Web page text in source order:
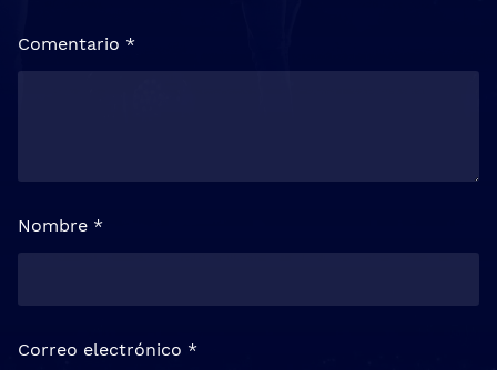
Comentario *
Nombre *
Correo electrónico *